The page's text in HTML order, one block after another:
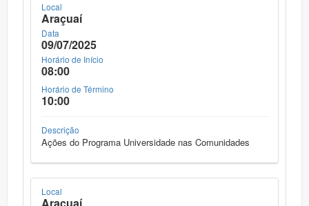
Local
Araçuaí
Data
09/07/2025
Horário de Início
08:00
Horário de Término
10:00
Descrição
Ações do Programa Universidade nas Comunidades
Local
Araçuaí